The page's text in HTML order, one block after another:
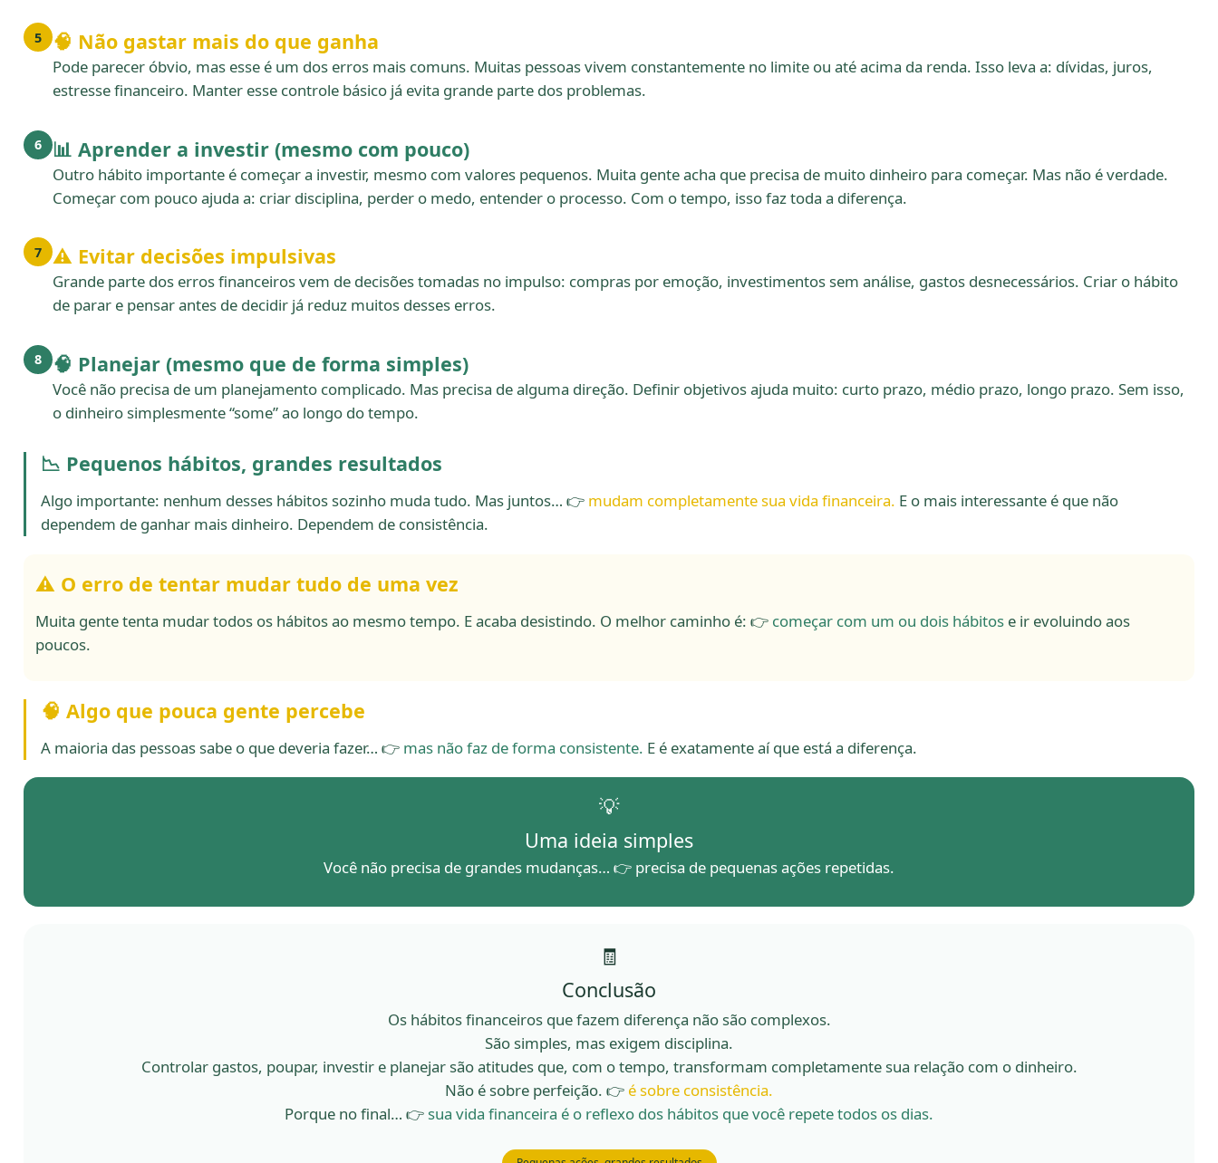
5 🧠 Não gastar mais do que ganha
Pode parecer óbvio, mas esse é um dos erros mais comuns. Muitas pessoas vivem constantemente no limite ou até acima da renda. Isso leva a: dívidas, juros,
estresse financeiro. Manter esse controle básico já evita grande parte dos problemas.
6 📊 Aprender a investir (mesmo com pouco)
Outro hábito importante é começar a investir, mesmo com valores pequenos. Muita gente acha que precisa de muito dinheiro para começar. Mas não é verdade.
Começar com pouco ajuda a: criar disciplina, perder o medo, entender o processo. Com o tempo, isso faz toda a diferença.
7 ⚠️ Evitar decisões impulsivas
Grande parte dos erros financeiros vem de decisões tomadas no impulso: compras por emoção, investimentos sem análise, gastos desnecessários. Criar o hábito
de parar e pensar antes de decidir já reduz muitos desses erros.
8 🧠 Planejar (mesmo que de forma simples)
Você não precisa de um planejamento complicado. Mas precisa de alguma direção. Definir objetivos ajuda muito: curto prazo, médio prazo, longo prazo. Sem isso,
o dinheiro simplesmente “some” ao longo do tempo.
📉 Pequenos hábitos, grandes resultados
Algo importante: nenhum desses hábitos sozinho muda tudo. Mas juntos… 👉 mudam completamente sua vida financeira. E o mais interessante é que não
dependem de ganhar mais dinheiro. Dependem de consistência.
⚠️ O erro de tentar mudar tudo de uma vez
Muita gente tenta mudar todos os hábitos ao mesmo tempo. E acaba desistindo. O melhor caminho é: 👉 começar com um ou dois hábitose ir evoluindo aos
poucos.
🧠 Algo que pouca gente percebe
A maioria das pessoas sabe o que deveria fazer… 👉 mas não faz de forma consistente. E é exatamente aí que está a diferença.
💡
Uma ideia simples
Você não precisa de grandes mudanças… 👉 precisa de pequenas ações repetidas.
🧾
Conclusão
Os hábitos financeiros que fazem diferença não são complexos.
São simples, mas exigem disciplina.
Controlar gastos, poupar, investir e planejar são atitudes que, com o tempo, transformam completamente sua relação com o dinheiro.
Não é sobre perfeição. 👉 é sobre consistência.
Porque no final… 👉 sua vida financeira é o reflexo dos hábitos que você repete todos os dias.